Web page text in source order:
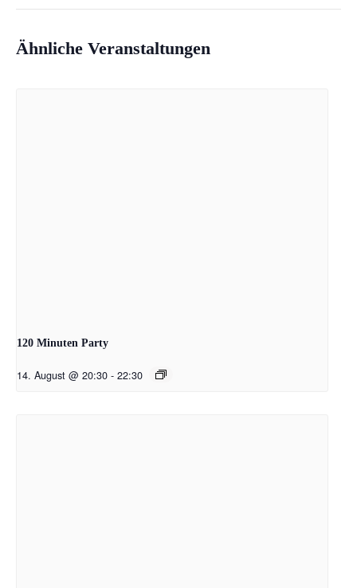
Ähnliche Veranstaltungen
120 Minuten Party
14. August @ 20:30 - 22:30